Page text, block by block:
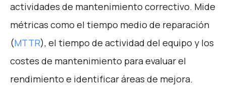
actividades de mantenimiento correctivo. Mide
métricas como el tiempo medio de reparación
(MTTR), el tiempo de actividad del equipo y los
costes de mantenimiento para evaluar el
rendimiento e identificar áreas de mejora.